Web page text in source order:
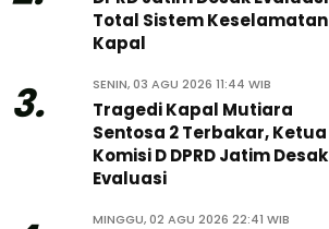
Total Sistem Keselamatan
Kapal
3. SENIN, 03 AGU 2026 11:44 WIB
Tragedi Kapal Mutiara
Sentosa 2 Terbakar, Ketua
Komisi D DPRD Jatim Desak
Evaluasi
MINGGU, 02 AGU 2026 22:41 WIB